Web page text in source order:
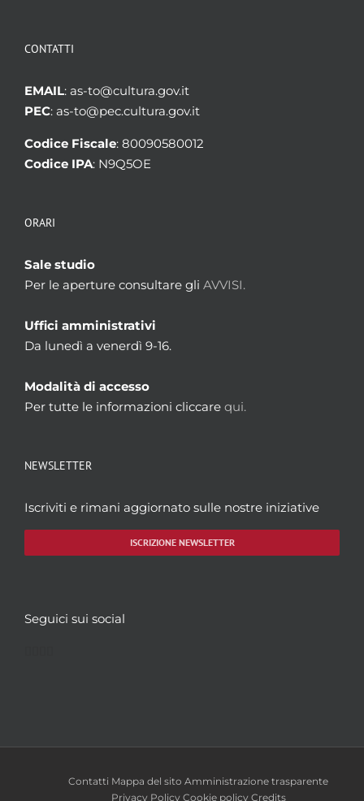
CONTATTI
EMAIL: as-to@cultura.gov.it
PEC: as-to@pec.cultura.gov.it
Codice Fiscale: 80090580012
Codice IPA: N9Q5OE
ORARI
Sale studio
Per le aperture consultare gli AVVISI.
Uffici amministrativi
Da lunedì a venerdì 9-16.
Modalità di accesso
Per tutte le informazioni cliccare qui.
NEWSLETTER
Iscriviti e rimani aggiornato sulle nostre iniziative
ISCRIZIONE NEWSLETTER
Seguici sui social
Contatti Mappa del sito Amministrazione trasparente
Privacy Policy Cookie policy Credits